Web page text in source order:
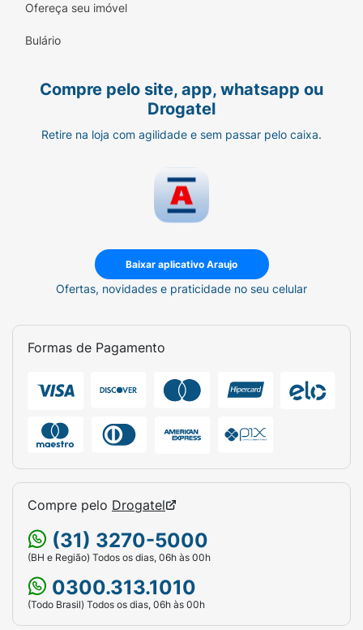
Ofereça seu imóvel
Bulário
Compre pelo site, app, whatsapp ou
Drogatel
Retire na loja com agilidade e sem passar pelo caixa.
Baixar aplicativo Araujo
Ofertas, novidades e praticidade no seu celular
Formas de Pagamento
Compre pelo Drogatel
(31) 3270-5000
(BH e Região) Todos os dias, 06h às 00h
0300.313.1010
(Todo Brasil) Todos os dias, 06h às 00h